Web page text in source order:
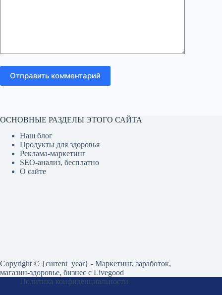
Отправить комментарий
ОСНОВНЫЕ РАЗДЕЛЫ ЭТОГО САЙТА
Наш блог
Продукты для здоровья
Реклама-маркетинг
SEO-анализ, бесплатно
О сайте
Copyright © {current_year} - Маркетинг, заработок,
магазин-здоровье, бизнес c Livegood
Политика конфиденциальности